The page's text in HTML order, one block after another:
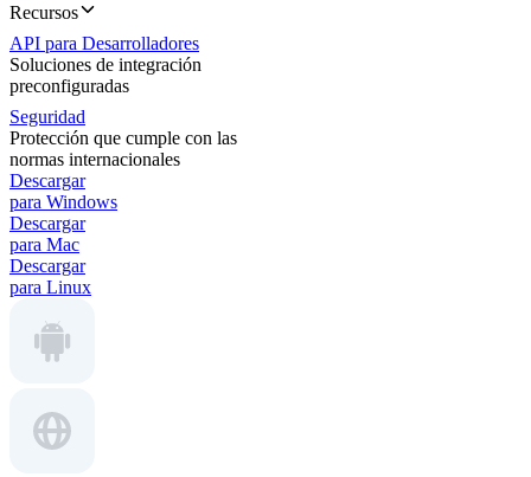
Recursos
API para Desarrolladores
Soluciones de integración
preconfiguradas
Seguridad
Protección que cumple con las
normas internacionales
Descargar
para Windows
Descargar
para Mac
Descargar
para Linux